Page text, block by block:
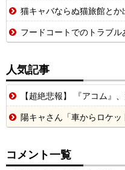
猫キャバならぬ猫旅館とか出来たらいいのに。
フードコートでのトラブル
人気記事
【超絶悲報】 『アコム』
陽キャさん「車からロケット花火打ち上げ
コメント一覧